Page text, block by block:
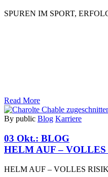
SPUREN IM SPORT,
Read More
By public Blog Karriere
03 Okt.: BLOG
HELM AUF –
HELM AUF – VOLLES